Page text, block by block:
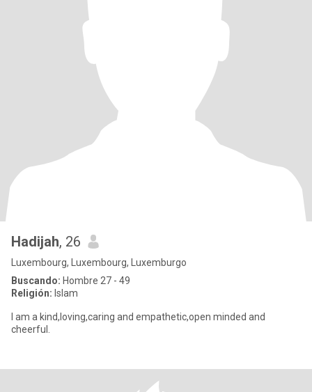
Hadijah, 26
Luxembourg, Luxembourg, Luxemburgo
Buscando: Hombre 27 - 49
Religión: Islam
I am a kind,loving,caring and empathetic,open minded and
cheerful.